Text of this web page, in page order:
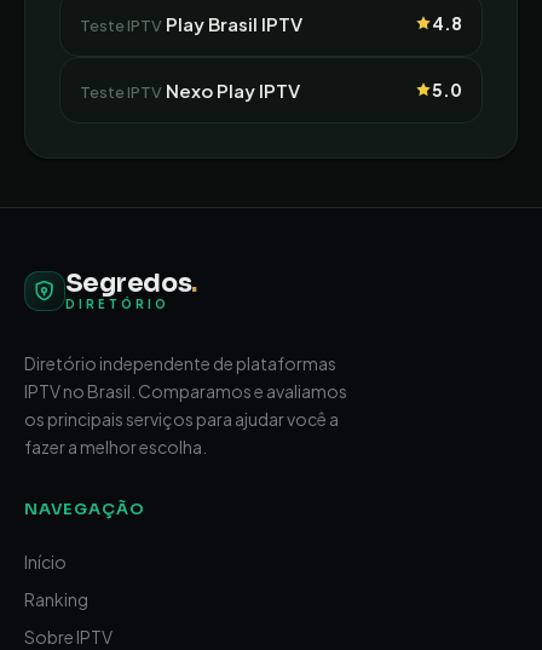
Teste IPTV Play Brasil IPTV 4.8
Teste IPTV Nexo Play IPTV 5.0
Segredos.
DIRETÓRIO
Diretório independente de plataformas
IPTV no Brasil. Comparamos e avaliamos
os principais serviços para ajudar você a
fazer a melhor escolha.
NAVEGAÇÃO
Início
Ranking
Sobre IPTV